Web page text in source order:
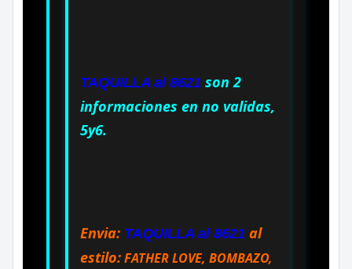
TAQUILLA al 8621 son 2
informaciones en no validas,
5y6.
Envia: TAQUILLA al 8621 al
estilo:FATHER LOVE, BOMBAZO,